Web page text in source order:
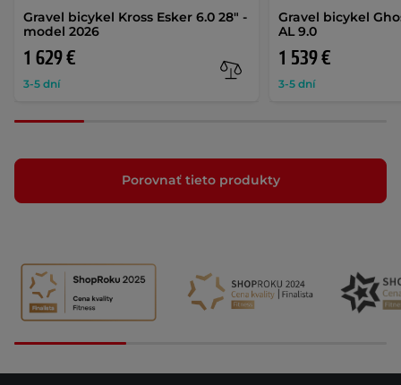
Gravel bicykel Kross Esker 6.0 28" -
model 2026
1 629 €
3-5 dní
Gravel bicykel
AL 9.0
1 539 €
3-5 dní
Porovnať tieto produkty